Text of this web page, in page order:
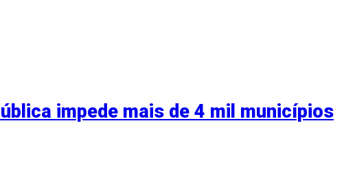
impede mais de 4 mil municípios